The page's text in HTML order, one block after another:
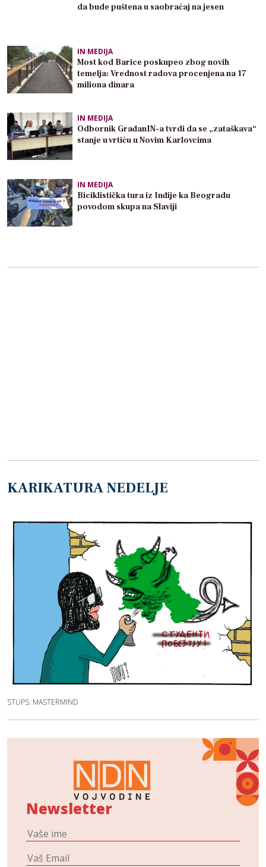
da bude puštena u saobraćaj na jesen
IN MEDIJA
Most kod Barice poskupeo zbog novih
temelja: Vrednost radova procenjena na 17
miliona dinara
IN MEDIJA
Odbornik GrađanIN-a tvrdi da se „zataškava“
stanje u vrtiću u Novim Karlovcima
IN MEDIJA
Biciklistička tura iz Inđije ka Beogradu
povodom skupa na Slaviji
KARIKATURA NEDELJE
STUPS: MASTERMIND
Newsletter